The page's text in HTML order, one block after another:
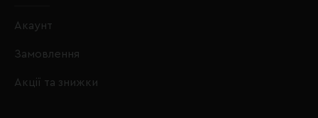
Акаунт
Замовлення
Акції та знижки